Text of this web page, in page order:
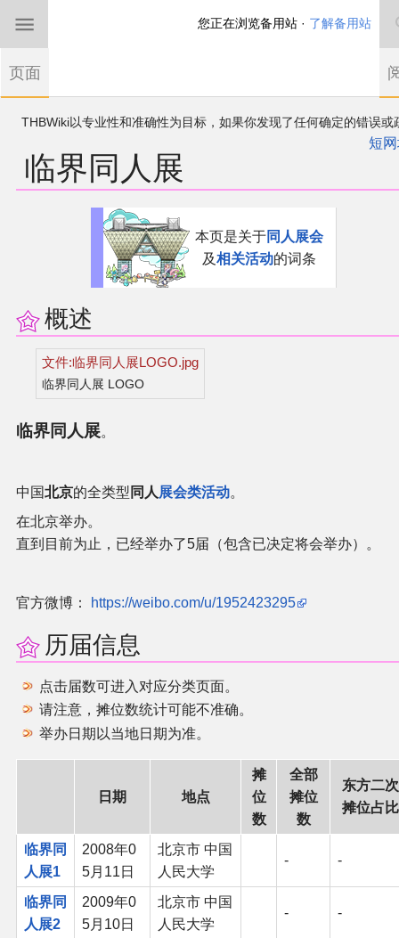
THBWiki以专业性和准确性为目标，如果你发现了任何确定的错误或
如果您是第一次来到这里，请点击右上角注册一
有任何意见、建议、求助、反馈都可以在
短
临界同人展
本页是关于同人展会
及相关活动的词条
概述
文件:临界同人展LOGO.jpg
临界同人展 LOGO
临界同人展。
中国北京的全类型 同人 展会类活动。
在北京举办。
直到目前为止，已经举办了5届（包含已决定将会举办）。
官方微博： https://weibo.com/u/1952423295
历届信息
点击届数可进入对应分类页面。
请注意，摊位数统计可能不准确。
举办日期以当地日期为准。
日期 地点
摊
位
数
全部
摊位
数
东方二次
摊位占比
临界同
人展1
2008年0
5月11日
北京市 中国
人民大学
- -
临界同
人展2
2009年0
5月10日
北京市 中国
人民大学
- -
您正在浏览备用站 · 了解备用站
页面
首页
东方Project
东方同人规约
沙盒（建议使用）
讨论板
加入我们
官方音乐
官方书籍
官方角色
公式资料
游戏攻略
东方相关活动
其他相关项目
二次创作与活动
展会及活动导航
展会作品列表